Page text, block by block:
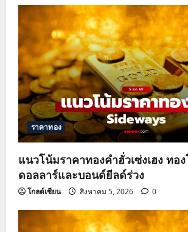
ราคาทอง
แนวโน้มราคาทองคำฮั่วเซ่งเฮง ทอ
ดอลลาร์และบอนด์ยีลด์ร่วง
โกลด์เซียน สิงหาคม 5, 2026 0